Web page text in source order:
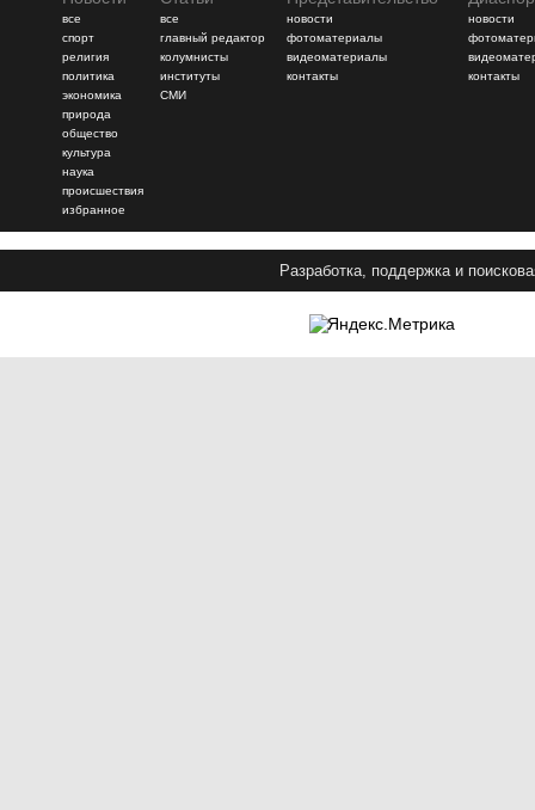
все
спорт
религия
политика
экономика
природа
общество
культура
наука
происшествия
избранное
все
главный редактор
колумнисты
институты
СМИ
новости
фотоматериалы
видеоматериалы
контакты
новости
контакты
Разработка, поддержка и